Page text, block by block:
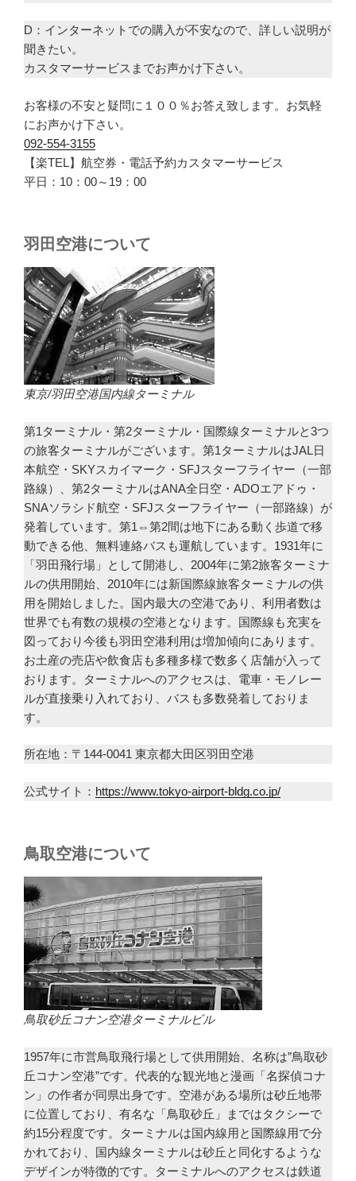
D：インターネットでの購入が不安なので、詳しい説明が
聞きたい。
カスタマーサービスまでお声かけ下さい。
お客様の不安と疑問に１００％お答え致します。お気軽
にお声かけ下さい。
092-554-3155
【楽TEL】航空券・電話予約カスタマーサービス
平日：10：00～19：00
羽田空港について
東京/羽田空港国内線ターミナル
第1ターミナル・第2ターミナル・国際線ターミナルと3つ
の旅客ターミナルがございます。第1ターミナルはJAL日
本航空・SKYスカイマーク・SFJスターフライヤー（一部
路線）、第2ターミナルはANA全日空・ADOエアドゥ・
SNAソラシド航空・SFJスターフライヤー（一部路線）が
発着しています。第1⇔第2間は地下にある動く歩道で移
動できる他、無料連絡バスも運航しています。1931年に
「羽田飛行場」として開港し、2004年に第2旅客ターミナ
ルの供用開始、2010年には新国際線旅客ターミナルの供
用を開始しました。国内最大の空港であり、利用者数は
世界でも有数の規模の空港となります。国際線も充実を
図っており今後も羽田空港利用は増加傾向にあります。
お土産の売店や飲食店も多種多様で数多く店舗が入って
おります。ターミナルへのアクセスは、電車・モノレー
ルが直接乗り入れており、バスも多数発着しておりま
す。
所在地：〒144-0041 東京都大田区羽田空港
公式サイト： https://www.tokyo-airport-bldg.co.jp/
鳥取空港について
鳥取砂丘コナン空港ターミナルビル
1957年に市営鳥取飛行場として供用開始、名称は”鳥取砂
丘コナン空港”です。代表的な観光地と漫画「名探偵コナ
ン」の作者が同県出身です。空港がある場所は砂丘地帯
に位置しており、有名な「鳥取砂丘」まではタクシーで
約15分程度です。ターミナルは国内線用と国際線用で分
かれており、国内線ターミナルは砂丘と同化するような
デザインが特徴的です。ターミナルへのアクセスは鉄道